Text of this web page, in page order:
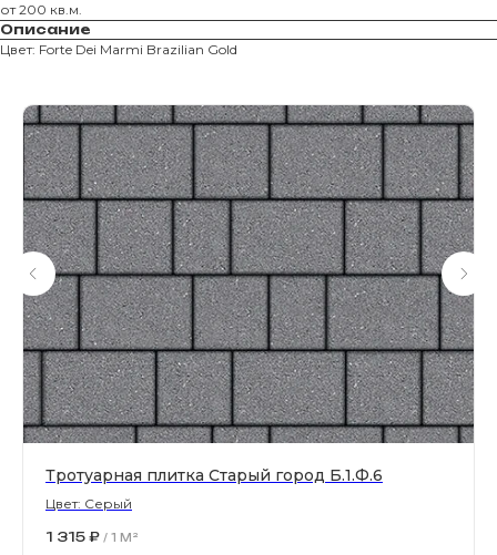
от 200 кв.м.
Описание
Цвет: Forte Dei Marmi Brazilian Gold
Тротуарная плитка Старый город Б.1.Ф.6
Цвет: Серый
1 315 ₽ / 1 M²
ИП Ильинский В.В. ИНН 501602422407
Информация, размещенная на сайте, не является
офертой или публичной офертой
Все права защищены. © 2006-2026. ИП Ильинский В.В.
Правила обработки персональных данных
Политика конфиденциальности